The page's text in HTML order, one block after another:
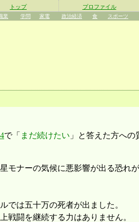
トップ プロファイル
業 学問 家電 政治経済 食 スポーツ
で「 まだ続けたい 」と答えた方への
モナーの気候に悪影響が出る恐れ
では五十万の死者が出ました。
戦闘を継続する力はありません。